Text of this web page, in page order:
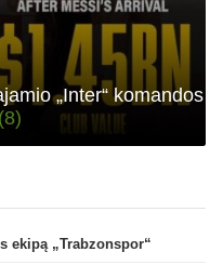
„Inter“ komandos
(8)
ekipą „Trabzonspor“